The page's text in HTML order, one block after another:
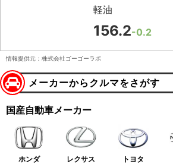
軽油
156.2-0.2
情報提供元：株式会社ゴーゴーラボ
メーカーからクルマをさがす
国産自動車メーカー
ホンダ レクサス トヨタ